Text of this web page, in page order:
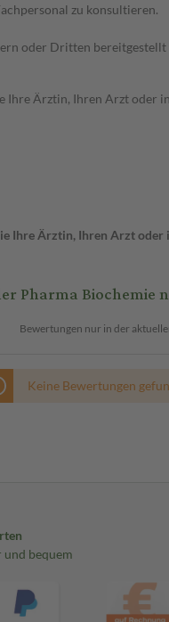
zu konsultieren.
oder Dritten
Ihre Ärztin, Ihren Arzt oder
Ihre Ärztin, Ihren Arzt
Biochemie
Bewertungen nur in der
Keine Bewertungen
und bequem